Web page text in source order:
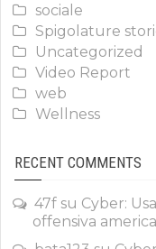
sociale
Spigolature
Uncategorized
Video Report
web
Wellness
RECENT COMMENTS
47f su Cyber:
offensiva